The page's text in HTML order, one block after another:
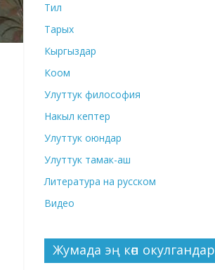
Тил
Тарых
Кыргыздар
Коом
Улуттук философия
Накыл кептер
Улуттук оюндар
Улуттук тамак-аш
Литература на русском
Видео
Жумада эң көп окулгандар